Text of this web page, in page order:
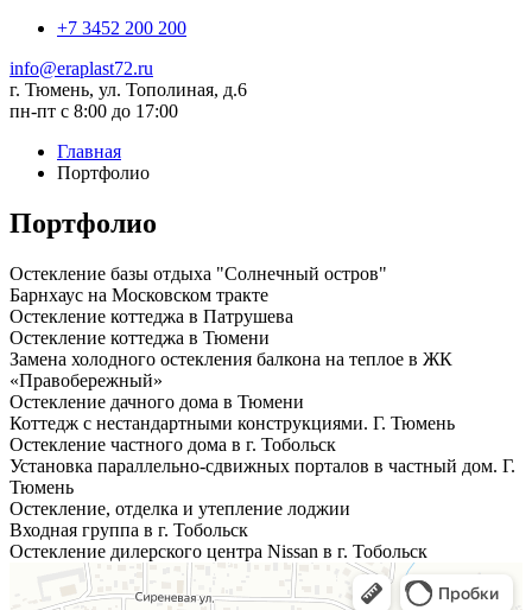
+7 3452 200 200
info@eraplast72.ru
г. Тюмень, ул. Тополиная, д.6
пн-пт с 8:00 до 17:00
Главная
Портфолио
Портфолио
Остекление базы отдыха "Солнечный остров"
Барнхаус на Московском тракте
Остекление коттеджа в Патрушева
Остекление коттеджа в Тюмени
Замена холодного остекления балкона на теплое в ЖК
«Правобережный»
Остекление дачного дома в Тюмени
Коттедж с нестандартными конструкциями. Г. Тюмень
Остекление частного дома в г. Тобольск
Установка параллельно-сдвижных порталов в частный дом. Г.
Тюмень
Остекление, отделка и утепление лоджии
Входная группа в г. Тобольск
Остекление дилерского центра Nissan в г. Тобольск